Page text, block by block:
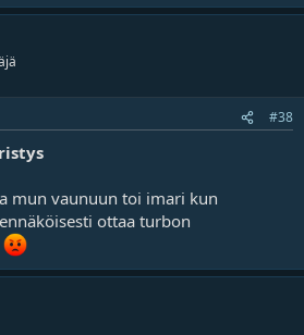
#38
mun vaunuun toi imari kun
ottaa turbon